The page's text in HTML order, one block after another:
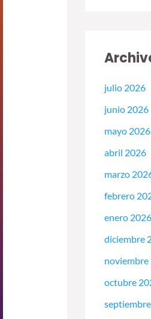
julio 2026
junio 2026
mayo 2026
abril 2026
marzo
febrero
enero 2026
diciembre
noviembre
octubre